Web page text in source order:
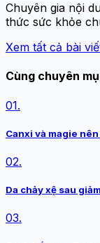
Chuyên gia nội
thức sức khỏe
Xem tất cả bài
Cùng chuyên
01.
Canxi và magie
02.
Da chảy xệ sau
03.